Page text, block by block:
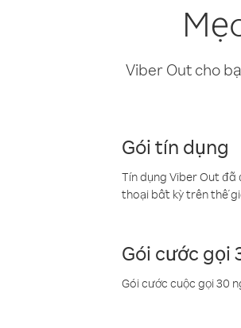
Viber Out cho
Gói tín dụng
Tín dụng Viber Out đã
thoại bất kỳ trên thế
Gói cước gọi
Gói cước cuộc gọi 30